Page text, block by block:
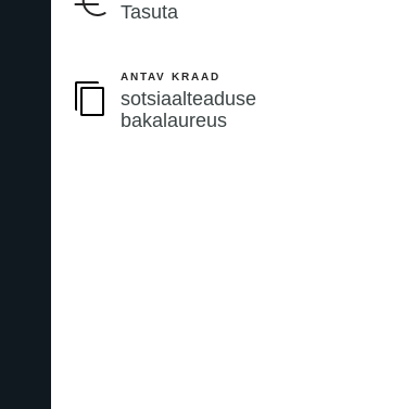
Tasuta
ANTAV KRAAD
sotsiaalteaduse
bakalaureus